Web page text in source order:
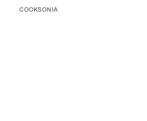
COOKSONIA